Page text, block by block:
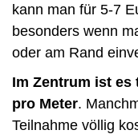
kann man für 5-7
besonders wenn
oder am Rand
Im Zentrum ist es
pro Meter.
Teilnahme völlig